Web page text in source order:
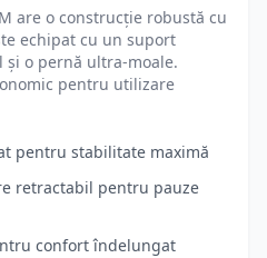
are o construcție robustă cu
echipat cu un suport
o pernă ultra-moale.
pentru utilizare
pentru stabilitate maximă
retractabil pentru pauze
confort îndelungat